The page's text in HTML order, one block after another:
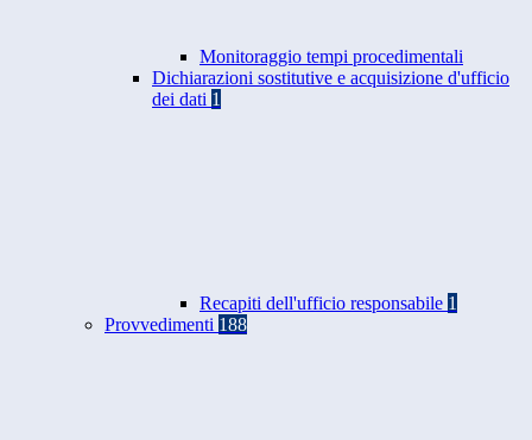
Monitoraggio tempi procedimentali
Dichiarazioni sostitutive e acquisizione d'ufficio
dei dati 1
Recapiti dell'ufficio responsabile 1
Provvedimenti 188